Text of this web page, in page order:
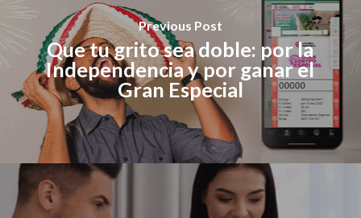
Previous Post
Que tu grito sea doble: por la
Independencia y por ganar el
Gran Especial